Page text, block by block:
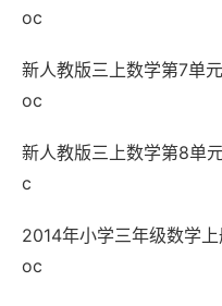
oc
新人教版三上数学第7单
oc
新人教版三上数学第8单
c
2014年小学三年级数学
oc